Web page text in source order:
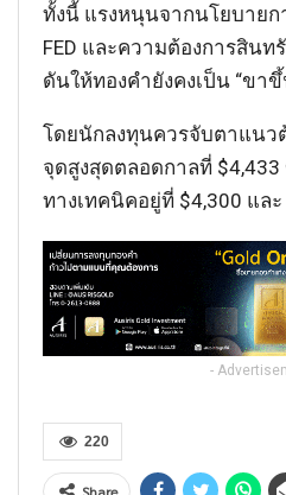
ทั้งนี้ แรงหนุนจากนโยบายก
FED และความต้องการสินท
ดันให้ทองคำยังคงเป็น “ขาขึ้
โดยนักลงทุนควรจับตาแนว
จุดสูงสุดตลอดกาลที่
ทางเทคนิคอยู่ที่ $4,300 และ
-
220
Share